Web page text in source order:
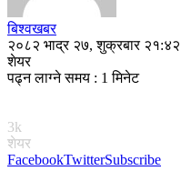
बिश्वखबर
२०८२ भाद्र २७, शुक्रबार २१:४२
शेयर
पढ्न लाग्ने समय : 1 मिनेट
3k
शेयर
FacebookTwitterSubscribe